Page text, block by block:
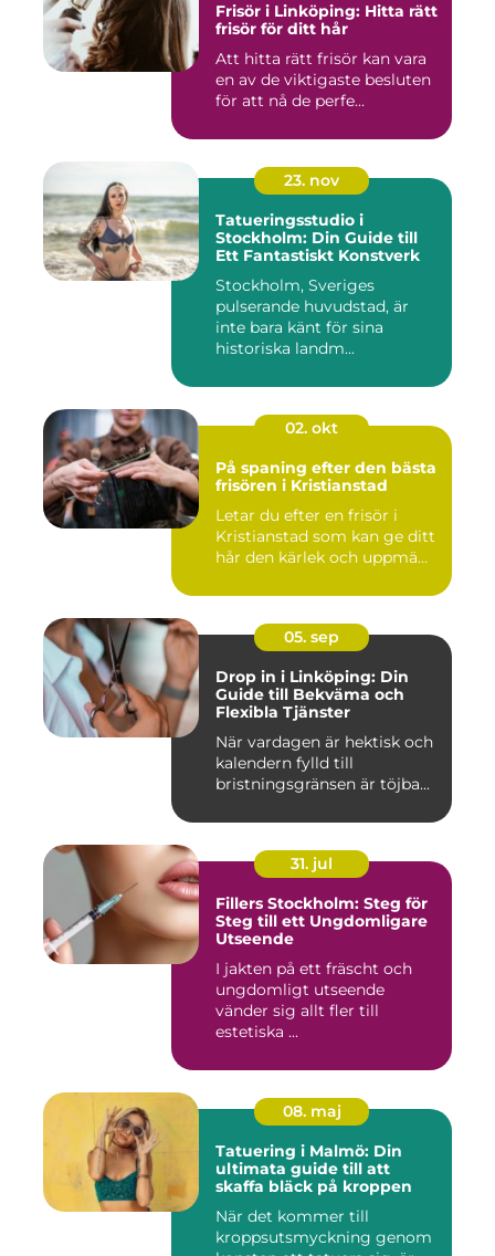
Frisör i Linköping: Hitta rätt
frisör för ditt hår
Att hitta rätt frisör kan vara
en av de viktigaste besluten
för att nå de perfe...
23. nov
Tatueringsstudio i
Stockholm: Din Guide till
Ett Fantastiskt Konstverk
Stockholm, Sveriges
pulserande huvudstad, är
inte bara känt för sina
historiska landm...
02. okt
På spaning efter den bästa
frisören i Kristianstad
Letar du efter en frisör i
Kristianstad som kan ge ditt
hår den kärlek och uppmä...
05. sep
Drop in i Linköping: Din
Guide till Bekväma och
Flexibla Tjänster
När vardagen är hektisk och
kalendern fylld till
bristningsgränsen är töjba...
31. jul
Fillers Stockholm: Steg för
Steg till ett Ungdomligare
Utseende
I jakten på ett fräscht och
ungdomligt utseende
vänder sig allt fler till
estetiska ...
08. maj
Tatuering i Malmö: Din
ultimata guide till att
skaffa bläck på kroppen
När det kommer till
kroppsutsmyckning genom